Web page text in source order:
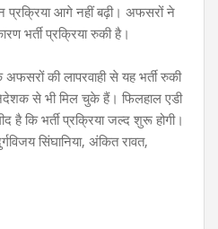
प्रक्रिया आगे नहीं बढ़ी। अफसरों ने
भर्ती प्रक्रिया रुकी है।
अफसरों की लापरवाही से यह भर्ती रुकी
से भी मिल चुके हैं। फिलहाल एडी
कि भर्ती प्रक्रिया जल्द शुरू होगी।
सिंघानिया, अंकित रावत,